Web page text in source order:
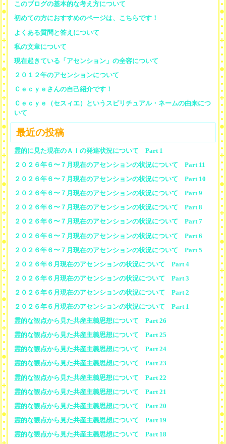
このブログの基本的な考え方について
初めての方におすすめのページは、こちらです！
よくある質問と答えについて
私の文章について
現在起きている「アセンション」の全容について
２０１２年のアセンションについて
Ｃｅｃｙｅさんの自己紹介です！
Ｃｅｃｙｅ（セスィエ）というスピリチュアル・ネームの由来につ
いて
最近の投稿
霊的に見た現在のＡＩの発達状況について Part 1
２０２６年６〜７月現在のアセンションの状況について Part 11
２０２６年６〜７月現在のアセンションの状況について Part 10
２０２６年６〜７月現在のアセンションの状況について Part 9
２０２６年６〜７月現在のアセンションの状況について Part 8
２０２６年６〜７月現在のアセンションの状況について Part 7
２０２６年６〜７月現在のアセンションの状況について Part 6
２０２６年６〜７月現在のアセンションの状況について Part 5
２０２６年６月現在のアセンションの状況について Part 4
２０２６年６月現在のアセンションの状況について Part 3
２０２６年６月現在のアセンションの状況について Part 2
２０２６年６月現在のアセンションの状況について Part 1
霊的な観点から見た共産主義思想について Part 26
霊的な観点から見た共産主義思想について Part 25
霊的な観点から見た共産主義思想について Part 24
霊的な観点から見た共産主義思想について Part 23
霊的な観点から見た共産主義思想について Part 22
霊的な観点から見た共産主義思想について Part 21
霊的な観点から見た共産主義思想について Part 20
霊的な観点から見た共産主義思想について Part 19
霊的な観点から見た共産主義思想について Part 18